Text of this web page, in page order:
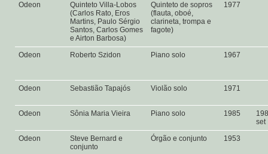
Odeon
Quinteto Villa-Lobos
(Carlos Rato, Eros
Martins, Paulo Sérgio
Santos, Carlos Gomes
e Airton Barbosa)
Quinteto de sopros
(flauta, oboé,
clarineta, trompa e
fagote)
1977
Odeon Roberto Szidon Piano solo 1967
Odeon Sebastião Tapajós Violão solo 1971
Odeon Sônia Maria Vieira Piano solo 1985
set
Odeon
Steve Bernard e
conjunto
Órgão e conjunto 1953